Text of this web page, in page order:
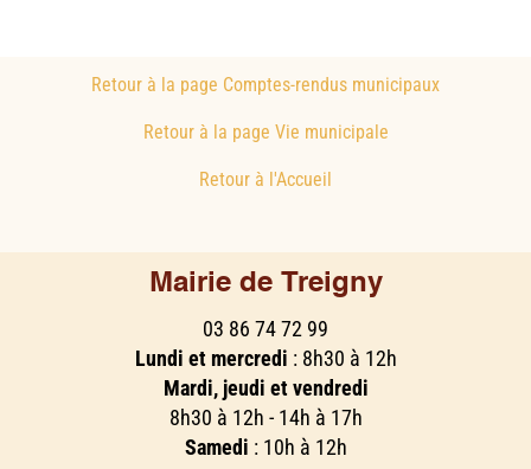
Retour à la page Comptes-rendus municipaux
Retour à la page Vie municipale
Retour à l'Accueil
Mairie de Treigny
03 86 74 72 99
Lundi et mercredi : 8h30 à 12h
Mardi, jeudi et vendredi
8h30 à 12h - 14h à 17h
Samedi : 10h à 12h